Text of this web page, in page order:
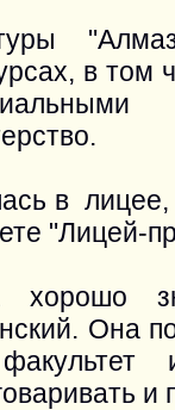
в том
в лицее,
"Лицей-
хорошо
Она
и